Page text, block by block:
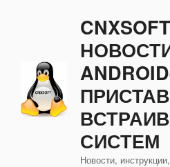
СИСТЕМ
Новости,